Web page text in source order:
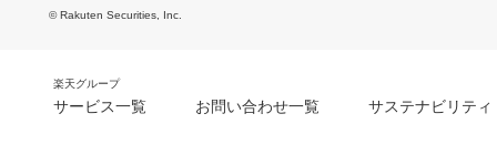
© Rakuten Securities, Inc.
楽天グループ
サービス一覧 お問い合わせ一覧 サステナビリティ